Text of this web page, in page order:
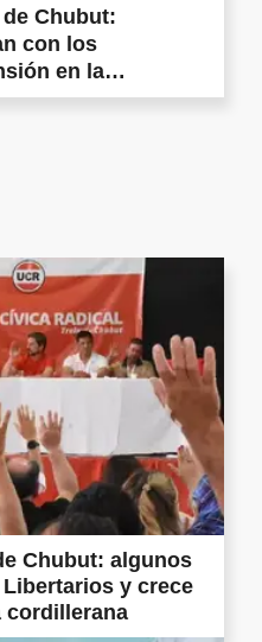
Chubut:
con los
en la
Chubut: algunos
y crece
cordillerana